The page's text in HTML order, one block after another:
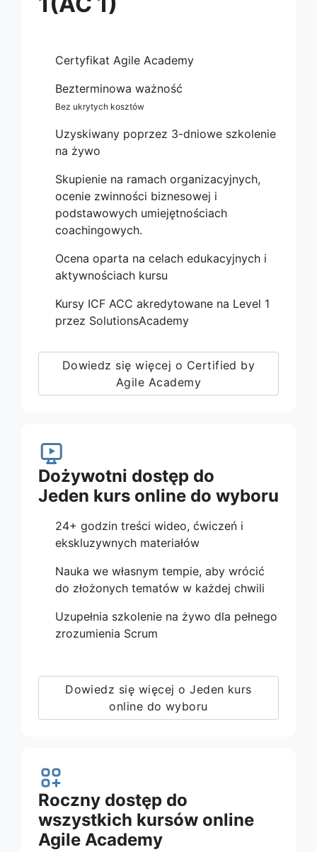
Certyfikat Agile Academy
Bezterminowa ważność
Bez ukrytych kosztów
Uzyskiwany poprzez 3-dniowe szkolenie
na żywo
Skupienie na ramach organizacyjnych,
ocenie zwinności biznesowej i
podstawowych umiejętnościach
coachingowych.
Ocena oparta na celach edukacyjnych i
aktywnościach kursu
Kursy ICF ACC akredytowane na Level 1
przez SolutionsAcademy
Dowiedz się więcej o Certified by
Agile Academy
Dożywotni dostęp do
Jeden kurs online do wyboru
24+ godzin treści wideo, ćwiczeń i
ekskluzywnych materiałów
Nauka we własnym tempie, aby wrócić
do złożonych tematów w każdej chwili
Uzupełnia szkolenie na żywo dla pełnego
zrozumienia Scrum
Dowiedz się więcej o Jeden kurs
online do wyboru
Roczny dostęp do
wszystkich kursów online
Agile Academy